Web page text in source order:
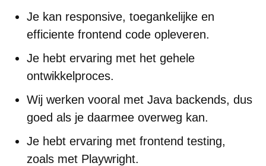
Je kan responsive, toegankelijke en
efficiente frontend code opleveren.
Je hebt ervaring met het gehele
ontwikkelproces.
Wij werken vooral met Java backends, dus
goed als je daarmee overweg kan.
Je hebt ervaring met frontend testing,
zoals met Playwright.